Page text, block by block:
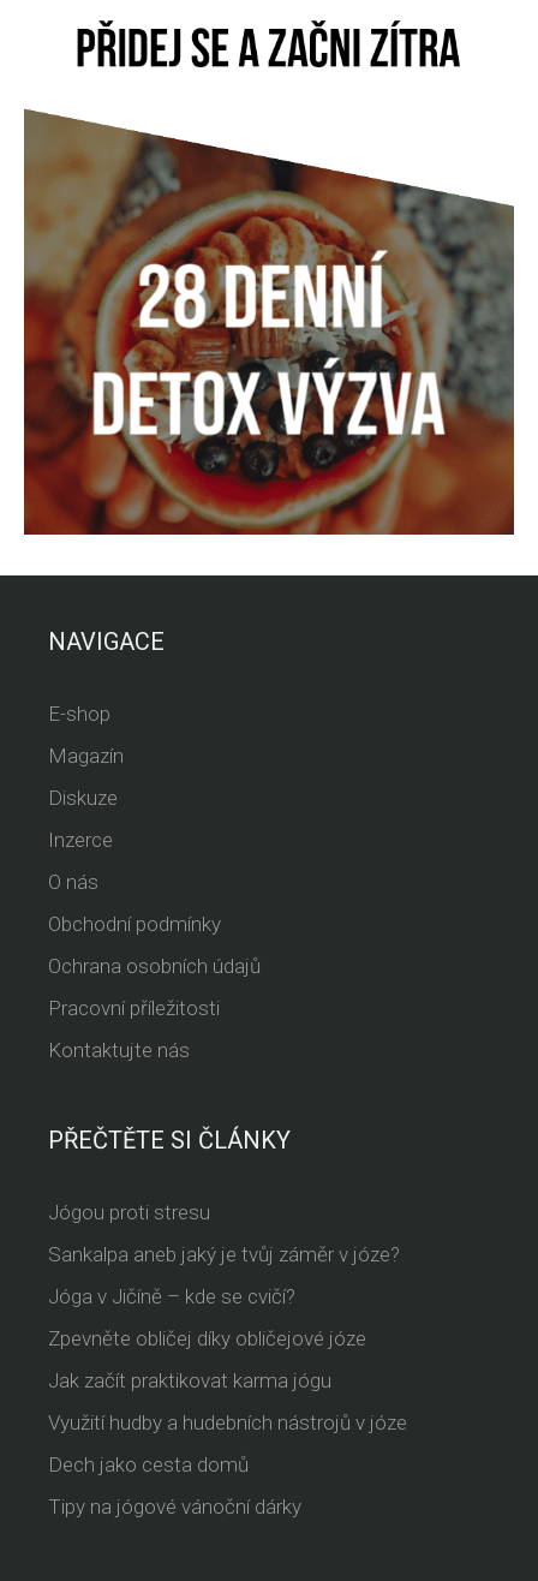
NAVIGACE
E-shop
Magazín
Diskuze
Inzerce
O nás
Obchodní podmínky
Ochrana osobních údajů
Pracovní příležitosti
Kontaktujte nás
PŘEČTĚTE SI ČLÁNKY
Jógou proti stresu
Sankalpa aneb jaký je tvůj záměr v józe?
Jóga v Jičíně – kde se cvičí?
Zpevněte obličej díky obličejové józe
Jak začít praktikovat karma jógu
Využití hudby a hudebních nástrojů v józe
Dech jako cesta domů
Tipy na jógové vánoční dárky